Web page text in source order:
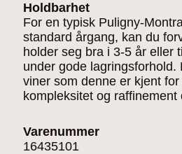
Holdbarhet
For en typisk Puligny-
standard årgang, kan du
holder seg bra i 3-5 år eller
under gode lagringsforhold.
viner som denne er kjent
kompleksitet og raffinement
Varenummer
16435101